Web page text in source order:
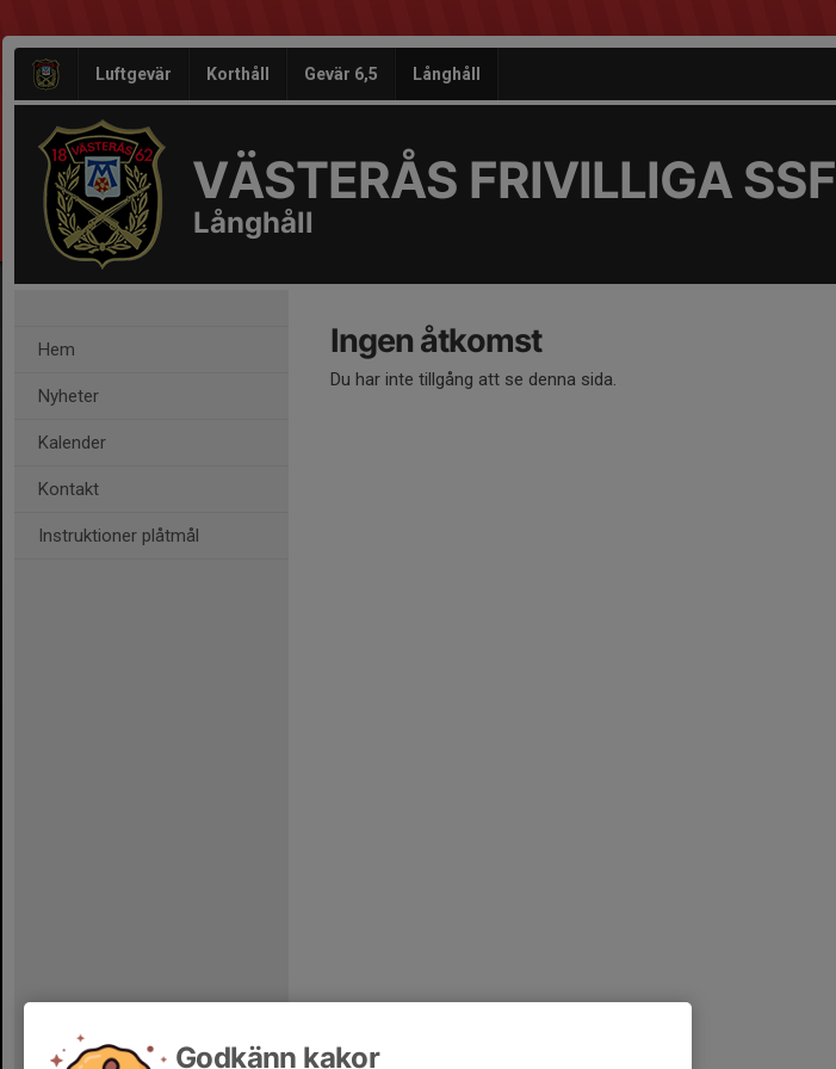
Luftgevär Korthåll Gevär 6,5 Långhåll
VÄSTERÅS FRIVILLIGA SSF
Långhåll
Hem
Nyheter
Kalender
Kontakt
Instruktioner plåtmål
Ingen åtkomst
Du har inte tillgång att se denna sida.
Godkänn kakor